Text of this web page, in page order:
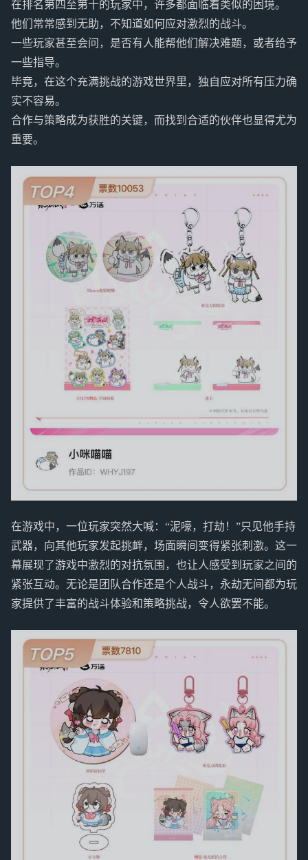
在排名第四至第十的玩家中，许多都面临着类似的困境。
他们常常感到无助，不知道如何应对激烈的战斗。
一些玩家甚至会问，是否有人能帮他们解决难题，或者给予
一些指导。
毕竟，在这个充满挑战的游戏世界里，独自应对所有压力确
实不容易。
合作与策略成为获胜的关键，而找到合适的伙伴也显得尤为
重要。
在游戏中，一位玩家突然大喊：“泥嚎，打劫！”只见他手持
武器，向其他玩家发起挑衅，场面瞬间变得紧张刺激。这一
幕展现了游戏中激烈的对抗氛围，也让人感受到玩家之间的
紧张互动。无论是团队合作还是个人战斗，永劫无间都为玩
家提供了丰富的战斗体验和策略挑战，令人欲罢不能。